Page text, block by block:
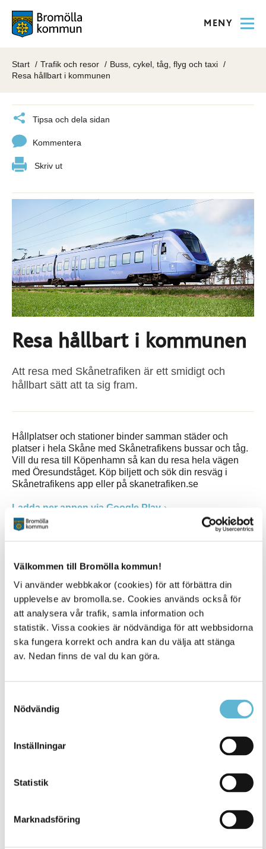
Välkommen till Bromölla kommun!
Vi använder webbkakor (cookies) för att förbättra din
upplevelse av bromolla.se. Cookies används också för
att analysera vår trafik, samla information och
statistik. Vissa cookies är nödvändiga för att webbsidorna
ska fungera korrekt och andra kan du välja att stänga
av. Nedan finns de val du kan göra.
Nödvändig
Inställningar
Statistik
Marknadsföring
MENY
Start Trafik och resor
Buss, cykel, tåg, flyg och taxi
Resa hållbart i kommunen
Tipsa och dela sidan
Kommentera
Skriv ut
Resa hållbart i kommunen
Att resa med Skånetrafiken är ett smidigt och
hållbart sätt att ta sig fram.
Hållplatser och stationer binder samman städer och
platser i hela Skåne med Skånetrafikens bussar och tåg.
Vill du resa till Köpenhamn så kan du resa hela vägen
med Öresundståget. Köp biljett och sök din resväg i
Skånetrafikens app eller på skanetrafiken.se
Ladda ner appen via Google Play
Ladda ner appen via App store
också köpa enskilda biljetter eller få hjälp.
Skånetrafikens kundservice, 0771-77 77 77.
Så reser du med oss Skånetrafiken (skanetrafiken.se)